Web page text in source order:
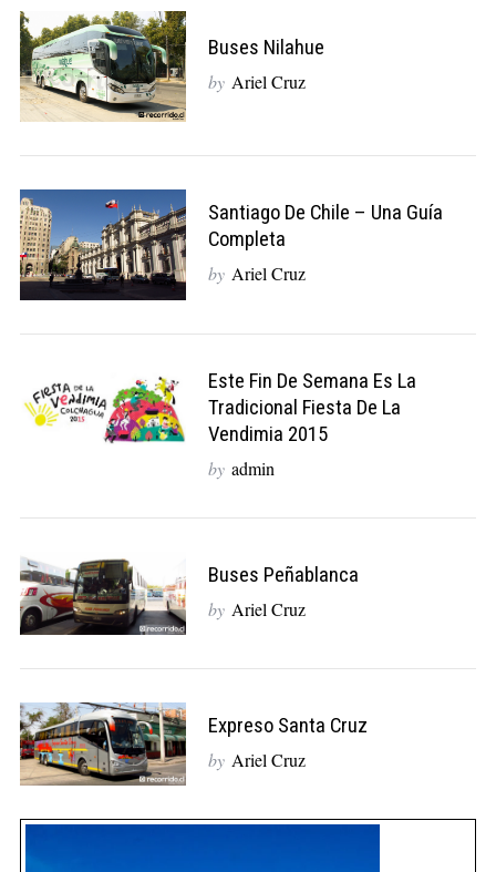
Buses Nilahue
by Ariel Cruz
Santiago De Chile – Una Guía
Completa
by Ariel Cruz
Este Fin De Semana Es La
Tradicional Fiesta De La
Vendimia 2015
by admin
Buses Peñablanca
by Ariel Cruz
Expreso Santa Cruz
by Ariel Cruz